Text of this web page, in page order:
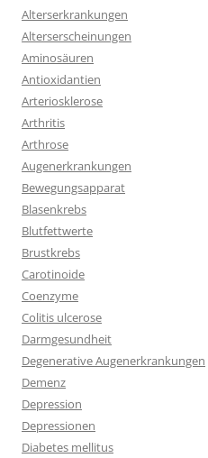
Alterserkrankungen
Alterserscheinungen
Aminosäuren
Antioxidantien
Arteriosklerose
Arthritis
Arthrose
Augenerkrankungen
Bewegungsapparat
Blasenkrebs
Blutfettwerte
Brustkrebs
Carotinoide
Coenzyme
Colitis ulcerose
Darmgesundheit
Degenerative Augenerkrankungen
Demenz
Depression
Depressionen
Diabetes mellitus